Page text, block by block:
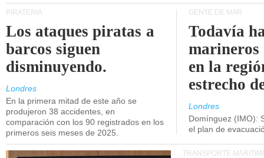
PIRATERÍA
Los ataques piratas a
barcos siguen
disminuyendo.
Londres
En la primera mitad de este año se
produjeron 38 accidentes, en
comparación con los 90 registrados en los
primeros seis meses de 2025.
GENTE DE MAR
Todavía
marineros
en la
estrecho
Londres
Domínguez (IMO):
el plan de
TRANSPORTE